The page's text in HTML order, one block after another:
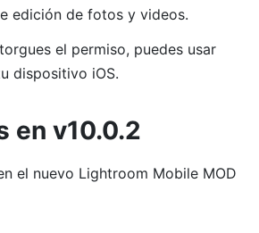
edición de fotos y videos.
el permiso, puedes usar
dispositivo iOS.
en v10.0.2
el nuevo Lightroom Mobile MOD